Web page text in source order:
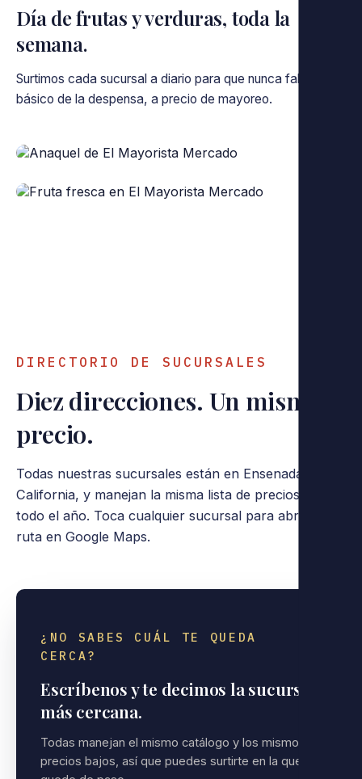
Día de frutas y verduras, toda la
semana.
Surtimos cada sucursal a diario para que nunca falte lo
básico de la despensa, a precio de mayoreo.
DIRECTORIO DE SUCURSALES
Diez direcciones. Un mismo
precio.
Todas nuestras sucursales están en Ensenada, Baja
California, y manejan la misma lista de precios bajos,
todo el año. Toca cualquier sucursal para abrir la
ruta en Google Maps.
¿NO SABES CUÁL TE QUEDA
CERCA?
Escríbenos y te decimos la sucursal
más cercana.
Todas manejan el mismo catálogo y los mismos
precios bajos, así que puedes surtirte en la que te